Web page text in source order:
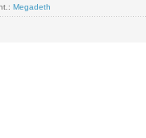
Megadeth